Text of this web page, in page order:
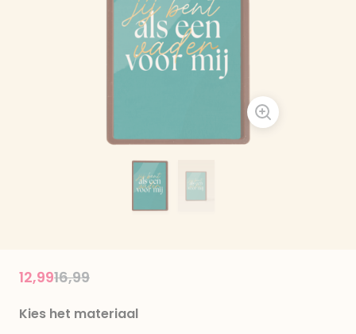
Price reduced from
16,99to
12,99
Kies het materiaal